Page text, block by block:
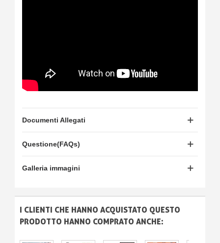
Documenti Allegati
Questione(FAQs)
Galleria immagini
I CLIENTI CHE HANNO ACQUISTATO QUESTO
PRODOTTO HANNO COMPRATO ANCHE: